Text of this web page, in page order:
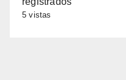
5 vistas